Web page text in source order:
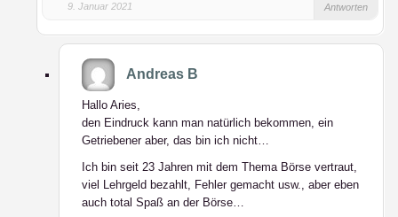
9. Januar 2021 Antworten
Andreas B
Hallo Aries,
den Eindruck kann man natürlich bekommen, ein
Getriebener aber, das bin ich nicht…
Ich bin seit 23 Jahren mit dem Thema Börse vertraut,
viel Lehrgeld bezahlt, Fehler gemacht usw., aber eben
auch total Spaß an der Börse…